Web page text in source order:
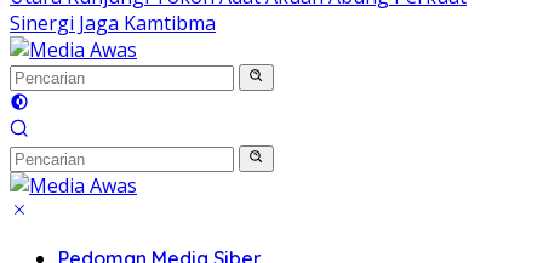
Sinergi Jaga Kamtibma
Pedoman Media Siber